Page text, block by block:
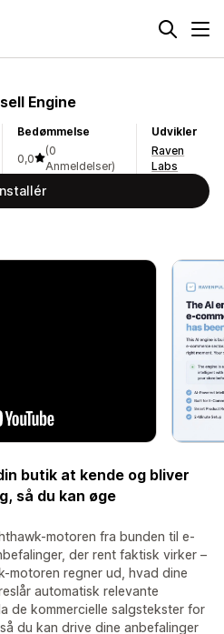
Engine
Bedømmelse
0,0
(0
Anmeldelser)
Udvikler
Raven
Labs
butik at kende og bliver
så du kan øge
motoren fra bunden til e-
der rent faktisk virker –
motoren regner ud, hvad dine
automatisk relevante
de kommercielle salgstekster for
du kan drive dine anbefalinger